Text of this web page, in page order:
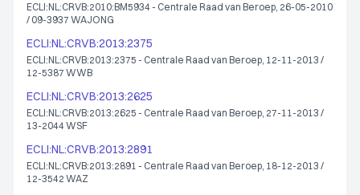
ECLI:NL:CRVB:2010:BM5934 - Centrale Raad van Beroep, 26-05-2010
/ 09-3937 WAJONG
ECLI:NL:CRVB:2013:2375
ECLI:NL:CRVB:2013:2375 - Centrale Raad van Beroep, 12-11-2013 /
12-5387 WWB
ECLI:NL:CRVB:2013:2625
ECLI:NL:CRVB:2013:2625 - Centrale Raad van Beroep, 27-11-2013 /
13-2044 WSF
ECLI:NL:CRVB:2013:2891
ECLI:NL:CRVB:2013:2891 - Centrale Raad van Beroep, 18-12-2013 /
12-3542 WAZ